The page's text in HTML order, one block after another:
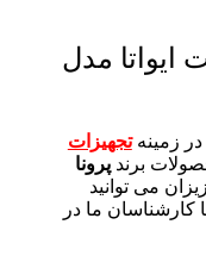
ایواتا مدل
زمینهتجهیزات
برندپرونا
می توانید
کارشناسان ما در